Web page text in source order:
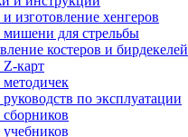
изготовление хенгеров
мишени для стрельбы
костеров и бирдекелей
Z-карт
методичек
по эксплуатации